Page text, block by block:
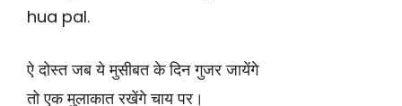
hua pal.
ऐ दोस्त जब ये मुसीबत के दिन गुजर जायेंगे
तो एक मुलाकात रखेंगे चाय पर।